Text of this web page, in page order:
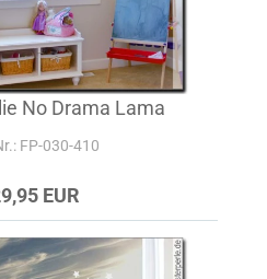
No Drama Lama
FP-030-410
EUR